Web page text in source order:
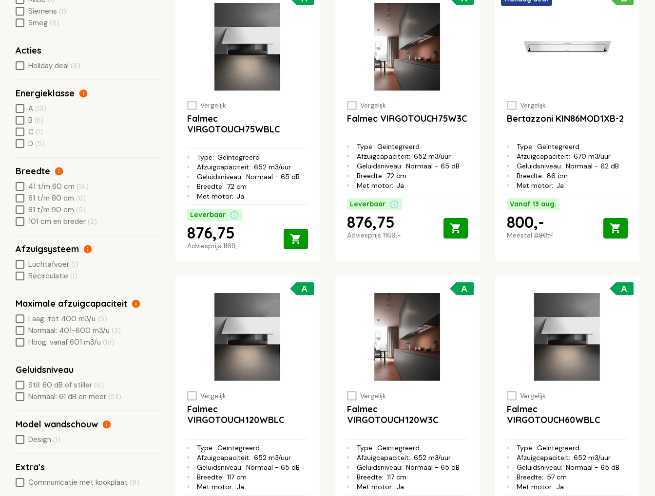
Vergelijk
Falmec
VIRGOTOUCH75WBLC
Type: Geïntegreerd
Afzuigcapaciteit: 652 m3/uur
Geluidsniveau: Normaal - 65 dB
Breedte: 72 cm
Met motor: Ja
Leverbaar
Adviesprijs 1169,-
876,75
Vergelijk
Falmec VIRGOTOUCH75W3C
Type: Geïntegreerd
Afzuigcapaciteit: 652 m3/uur
Geluidsniveau: Normaal - 65 dB
Breedte: 72 cm
Met motor: Ja
Leverbaar
Adviesprijs 1169,-
876,75
Vergelijk
Bertazzoni KIN86MOD1XB-2
Type: Geïntegreerd
Afzuigcapaciteit: 670 m3/uur
Geluidsniveau: Normaal - 62 dB
Breedte: 86 cm
Met motor: Ja
Vanaf 13 aug.
Meestal 890,-
800,-
A
Vergelijk
Falmec
VIRGOTOUCH120WBLC
Type: Geïntegreerd
Afzuigcapaciteit: 652 m3/uur
Geluidsniveau: Normaal - 65 dB
Breedte: 117 cm
Met motor: Ja
A
Vergelijk
Falmec
VIRGOTOUCH120W3C
Type: Geïntegreerd
Afzuigcapaciteit: 652 m3/uur
Geluidsniveau: Normaal - 65 dB
Breedte: 117 cm
Met motor: Ja
A
Vergelijk
Falmec
VIRGOTOUCH60WBLC
Type: Geïntegreerd
Afzuigcapaciteit: 652 m3/uur
Geluidsniveau: Normaal - 65 dB
Breedte: 57 cm
Met motor: Ja
Siemens (1)
Smeg (6)
Acties
Holiday deal (6)
Energieklasse
A (13)
B (8)
C (1)
D (5)
Breedte
41 t/m 60 cm (14)
61 t/m 80 cm (6)
81 t/m 90 cm (5)
101 cm en breder (2)
Afzuigsysteem
Luchtafvoer (1)
Recirculatie (1)
Maximale afzuigcapaciteit
Laag: tot 400 m3/u (5)
Normaal: 401-600 m3/u (3)
Hoog: vanaf 601 m3/u (19)
Geluidsniveau
Stil: 60 dB of stiller (4)
Normaal: 61 dB en meer (23)
Model wandschouw
Design (1)
Extra's
Communicatie met kookplaat (9)